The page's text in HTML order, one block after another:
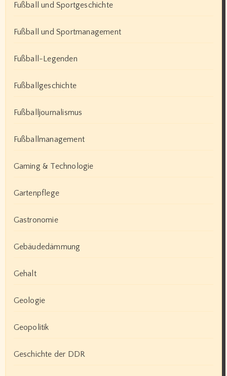
Fußball und Sportgeschichte
Fußball und Sportmanagement
Fußball-Legenden
Fußballgeschichte
Fußballjournalismus
Fußballmanagement
Gaming & Technologie
Gartenpflege
Gastronomie
Gebäudedämmung
Gehalt
Geologie
Geopolitik
Geschichte der DDR